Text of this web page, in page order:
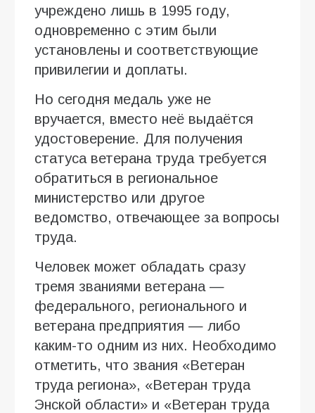
учреждено лишь в 1995 году,
одновременно с этим были
установлены и соответствующие
привилегии и доплаты.
Но сегодня медаль уже не
вручается, вместо неё выдаётся
удостоверение. Для получения
статуса ветерана труда требуется
обратиться в региональное
министерство или другое
ведомство, отвечающее за вопросы
труда.
Человек может обладать сразу
тремя званиями ветерана —
федерального, регионального и
ветерана предприятия — либо
каким-то одним из них. Необходимо
отметить, что звания «Ветеран
труда региона», «Ветеран труда
Энской области» и «Ветеран труда